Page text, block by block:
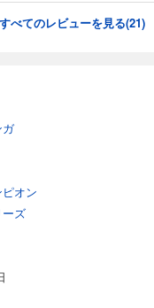
すべてのレビューを見る(21)
ガ
オン
ズ